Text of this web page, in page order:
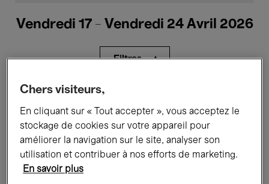
Vendredi 17 - Vendredi 24 Avril 2026
Filtres
Expositions Films Performances
Rencontres & Débats Jazz
Chers visiteurs,
En cliquant sur « Tout accepter », vous acceptez le
stockage de cookies sur votre appareil pour
améliorer la navigation sur le site, analyser son
utilisation et contribuer à nos efforts de marketing.
En savoir plus